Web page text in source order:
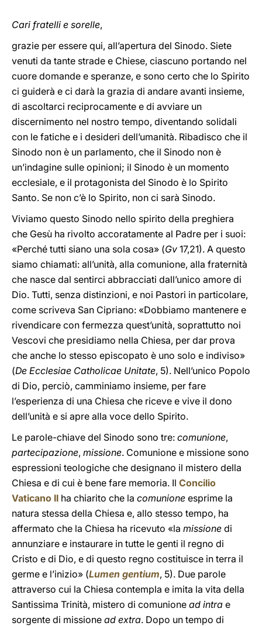
Cari fratelli e sorelle,
grazie per essere qui, all’apertura del Sinodo. Siete
venuti da tante strade e Chiese, ciascuno portando nel
cuore domande e speranze, e sono certo che lo Spirito
ci guiderà e ci darà la grazia di andare avanti insieme,
di ascoltarci reciprocamente e di avviare un
discernimento nel nostro tempo, diventando solidali
con le fatiche e i desideri dell’umanità. Ribadisco che il
Sinodo non è un parlamento, che il Sinodo non è
un’indagine sulle opinioni; il Sinodo è un momento
ecclesiale, e il protagonista del Sinodo è lo Spirito
Santo. Se non c’è lo Spirito, non ci sarà Sinodo.
Viviamo questo Sinodo nello spirito della preghiera
che Gesù ha rivolto accoratamente al Padre per i suoi:
«Perché tutti siano una sola cosa» (Gv 17,21). A questo
siamo chiamati: all’unità, alla comunione, alla fraternità
che nasce dal sentirci abbracciati dall’unico amore di
Dio. Tutti, senza distinzioni, e noi Pastori in particolare,
come scriveva San Cipriano: «Dobbiamo mantenere e
rivendicare con fermezza quest’unità, soprattutto noi
Vescovi che presidiamo nella Chiesa, per dar prova
che anche lo stesso episcopato è uno solo e indiviso»
(De Ecclesiae Catholicae Unitate, 5). Nell’unico Popolo
di Dio, perciò, camminiamo insieme, per fare
l’esperienza di una Chiesa che riceve e vive il dono
dell’unità e si apre alla voce dello Spirito.
Le parole-chiave del Sinodo sono tre: comunione,
partecipazione, missione. Comunione e missione sono
espressioni teologiche che designano il mistero della
Chiesa e di cui è bene fare memoria. Il Concilio
Vaticano II ha chiarito che la comunione esprime la
natura stessa della Chiesa e, allo stesso tempo, ha
affermato che la Chiesa ha ricevuto «la missione di
annunziare e instaurare in tutte le genti il regno di
Cristo e di Dio, e di questo regno costituisce in terra il
germe e l’inizio» (Lumen gentium, 5). Due parole
attraverso cui la Chiesa contempla e imita la vita della
Santissima Trinità, mistero di comunione ad intra e
sorgente di missione ad extra. Dopo un tempo di